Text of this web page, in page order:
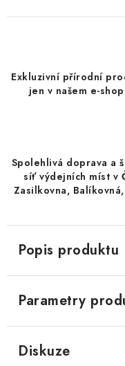
LYOFILIZOVANÉ
KOŘENÍ / TEKUTÁ
SUŠENÉ OVOCE /
LYOFILIZOVANÉ
LYOFILIZOVANÉ
Exkluzivní přírodní
jen v našem e-
Spolehlivá doprava a
síť výdejních míst v
Zasilkovna, Balíkovná,
Popis produktu
Parametry
Diskuze